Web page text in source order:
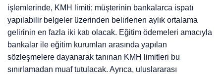
işlemlerinde, KMH limiti; müşterinin bankalarca ispatı
yapılabilir belgeler üzerinden belirlenen aylık ortalama
gelirinin en fazla iki katı olacak. Eğitim ödemeleri amacıyla
bankalar ile eğitim kurumları arasında yapılan
sözleşmelere dayanarak tanınan KMH limitleri bu
sınırlamadan muaf tutulacak. Ayrıca, uluslararası